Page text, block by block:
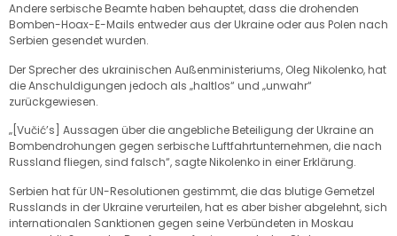
Andere serbische Beamte haben behauptet, dass die drohenden
Bomben-Hoax-E-Mails entweder aus der Ukraine oder aus Polen nach
Serbien gesendet wurden.
Der Sprecher des ukrainischen Außenministeriums, Oleg Nikolenko, hat
die Anschuldigungen jedoch als „haltlos“ und „unwahr“
zurückgewiesen.
„[Vučić’s] Aussagen über die angebliche Beteiligung der Ukraine an
Bombendrohungen gegen serbische Luftfahrtunternehmen, die nach
Russland fliegen, sind falsch“, sagte Nikolenko in einer Erklärung.
Serbien hat für UN-Resolutionen gestimmt, die das blutige Gemetzel
Russlands in der Ukraine verurteilen, hat es aber bisher abgelehnt, sich
internationalen Sanktionen gegen seine Verbündeten in Moskau